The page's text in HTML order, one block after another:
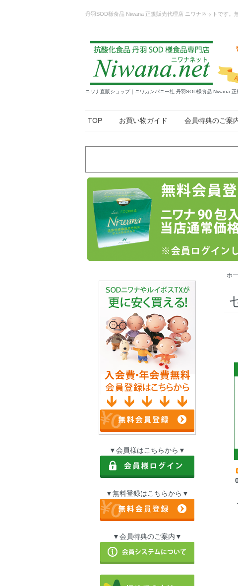
丹羽SOD様食品 Niwana 正規販売代理店 ニワナネットです。
ニワナ直販ショップ｜ニワカンパニー社 丹羽SOD様食品 Niwana 正
TOP お買い物ガイド 会員特典のご案
ホ
▼会員様はこちらから▼
▼無料登録はこちらから▼
▼会員特典のご案内▼